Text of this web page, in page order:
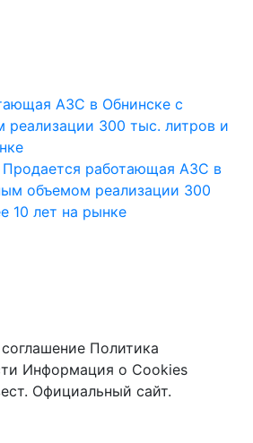
работающая АЗС в
объемом реализации 300
10 лет на рынке
Политика
Информация о Cookies
Официальный сайт.